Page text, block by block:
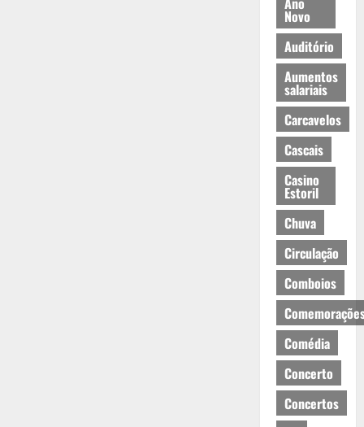
Novo
Auditório
Aumentos
salariais
Carcavelos
Cascais
Casino
Estoril
Chuva
Circulação
Comboios
Comédia
Concerto
Concertos